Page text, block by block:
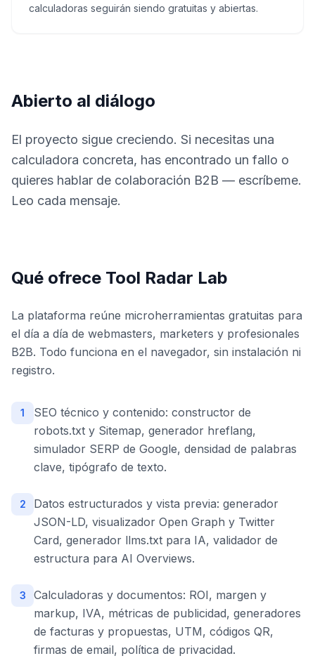
calculadoras seguirán siendo gratuitas y abiertas.
Abierto al diálogo
El proyecto sigue creciendo. Si necesitas una
calculadora concreta, has encontrado un fallo o
quieres hablar de colaboración B2B — escríbeme.
Leo cada mensaje.
Qué ofrece Tool Radar Lab
La plataforma reúne microherramientas gratuitas para
el día a día de webmasters, marketers y profesionales
B2B. Todo funciona en el navegador, sin instalación ni
registro.
1
SEO técnico y contenido: constructor de
robots.txt y Sitemap, generador hreflang,
simulador SERP de Google, densidad de palabras
clave, tipógrafo de texto.
2
Datos estructurados y vista previa: generador
JSON-LD, visualizador Open Graph y Twitter
Card, generador llms.txt para IA, validador de
estructura para AI Overviews.
3
Calculadoras y documentos: ROI, margen y
markup, IVA, métricas de publicidad, generadores
de facturas y propuestas, UTM, códigos QR,
firmas de email, política de privacidad.